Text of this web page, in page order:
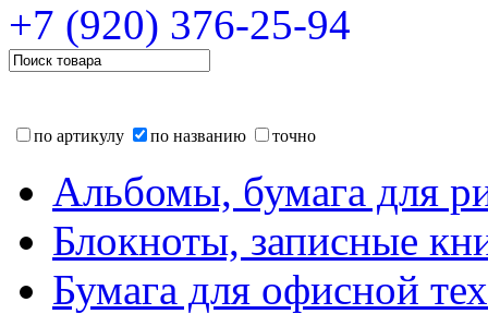
+7 (920) 376-25-94
по артикулу по названию точно
Альбомы, бумага для
Блокноты, записные
Бумага для офисной